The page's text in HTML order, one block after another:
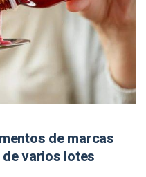
de marcas
varios lotes